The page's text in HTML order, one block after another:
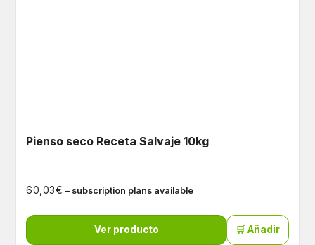
Pienso seco Receta Salvaje 10kg
60,03€ – subscription plans available
Ver producto 🛒 Añadir